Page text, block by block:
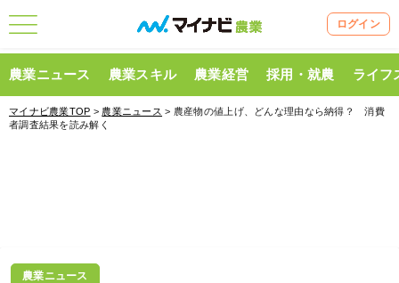
ログイン
農業ニュース 農業スキル 農業経営 採用・就農 ライフ
マイナビ農業TOP > 農業ニュース > 農産物の値上げ、どんな理由なら納得？ 消費
者調査結果を読み解く
農業ニュース